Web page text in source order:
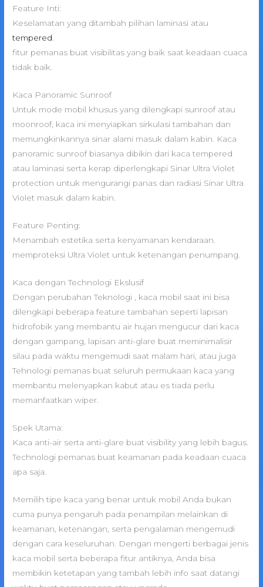
Feature Inti:
Keselamatan yang ditambah pilihan laminasi atau
tempered
fitur pemanas buat visibilitas yang baik saat keadaan cuaca
tidak baik.
Kaca Panoramic Sunroof
Untuk mode mobil khusus yang dilengkapi sunroof atau
moonroof, kaca ini menyiapkan sirkulasi tambahan dan
memungkinkannya sinar alami masuk dalam kabin. Kaca
panoramic sunroof biasanya dibikin dari kaca tempered
atau laminasi serta kerap diperlengkapi Sinar Ultra Violet
protection untuk mengurangi panas dan radiasi Sinar Ultra
Violet masuk dalam kabin.
Feature Penting:
Menambah estetika serta kenyamanan kendaraan.
memproteksi Ultra Violet untuk ketenangan penumpang.
Kaca dengan Technologi Ekslusif
Dengan perubahan Teknologi , kaca mobil saat ini bisa
dilengkapi beberapa feature tambahan seperti lapisan
hidrofobik yang membantu air hujan mengucur dari kaca
dengan gampang, lapisan anti-glare buat meminimalisir
silau pada waktu mengemudi saat malam hari, atau juga
Tehnologi pemanas buat seluruh permukaan kaca yang
membantu melenyapkan kabut atau es tiada perlu
memanfaatkan wiper.
Spek Utama:
Kaca anti-air serta anti-glare buat visibility yang lebih bagus.
Technologi pemanas buat keamanan pada keadaan cuaca
apa saja.
Memilih tipe kaca yang benar untuk mobil Anda bukan
cuma punya pengaruh pada penampilan melainkan di
keamanan, ketenangan, serta pengalaman mengemudi
dengan cara keseluruhan. Dengan mengerti berbagai jenis
kaca mobil serta beberapa fitur antiknya, Anda bisa
membikin ketetapan yang tambah lebih info saat datangi